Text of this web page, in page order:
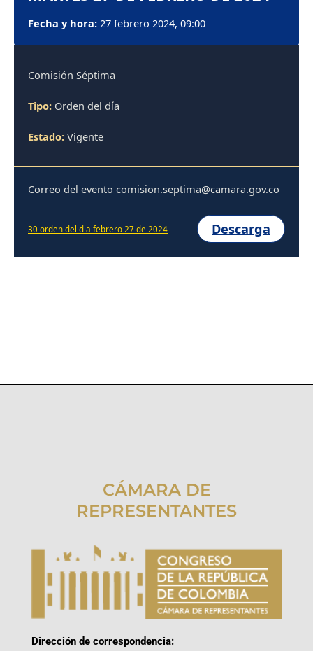
Fecha y hora: 27 febrero 2024, 09:00
Comisión Séptima
Tipo: Orden del día
Estado: Vigente
Correo del evento comision.septima@camara.gov.co
30 orden del dia febrero 27 de 2024 Descarga
CÁMARA DE
REPRESENTANTES
Dirección de correspondencia: